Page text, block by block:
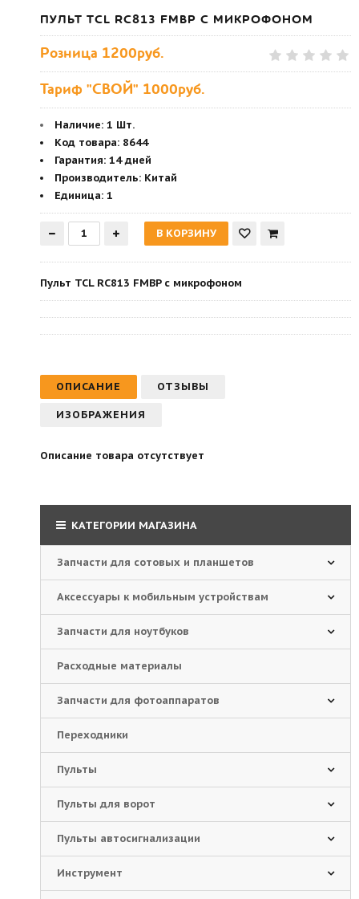
ПУЛЬТ TCL RC813 FMBP С МИКРОФОНОМ
Розница 1200руб.
Тариф "СВОЙ" 1000руб.
Наличие: 1 Шт.
Код товара: 8644
Гарантия: 14 дней
Производитель: Китай
Единица: 1
Пульт TCL RC813 FMBP с микрофоном
ОПИСАНИЕ ОТЗЫВЫ
ИЗОБРАЖЕНИЯ
Описание товара отсутствует
КАТЕГОРИИ МАГАЗИНА
Запчасти для сотовых и планшетов
Аксессуары к мобильным устройствам
Запчасти для ноутбуков
Расходные материалы
Запчасти для фотоаппаратов
Переходники
Пульты
Пульты для ворот
Пульты автосигнализации
Инструмент